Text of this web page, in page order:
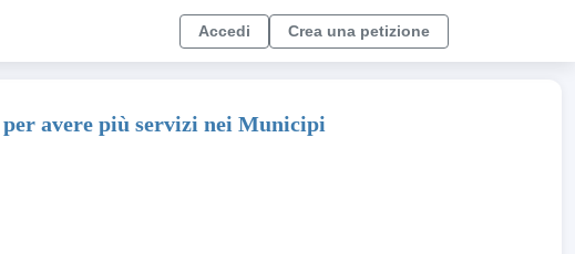
Accedi Crea una petizione
avere più servizi nei Municipi